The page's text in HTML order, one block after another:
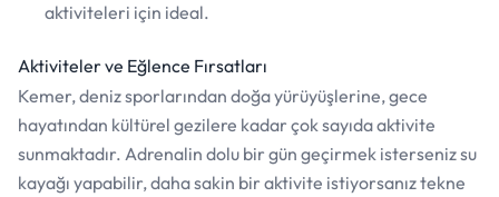
aktiviteleri için ideal.
Aktiviteler ve Eğlence Fırsatları
Kemer, deniz sporlarından doğa yürüyüşlerine, gece
hayatından kültürel gezilere kadar çok sayıda aktivite
sunmaktadır. Adrenalin dolu bir gün geçirmek isterseniz su
kayağı yapabilir, daha sakin bir aktivite istiyorsanız tekne